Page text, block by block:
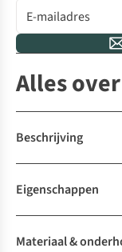
Alles
Beschrijving
Eigenschappen
Materiaal &